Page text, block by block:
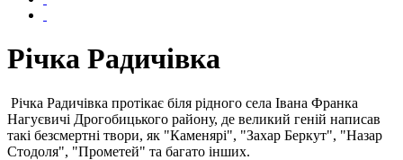
Річка Радичівка
Річка Радичівка протікає біля рідного села Івана Франка
Нагуєвичі Дрогобицького району, де великий геній написав
такі безсмертні твори, як "Каменярі", "Захар Беркут", "Назар
Стодоля", "Прометей" та багато інших.